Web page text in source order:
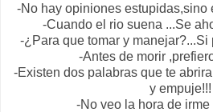
-No hay opiniones estupidas,sino
-Cuando el rio suena ...Se
-¿Para que tomar y manejar?...Si
-Antes de morir
-Existen dos palabras que te
y empuje!!!
-No veo la hora de irme